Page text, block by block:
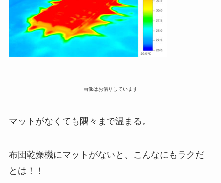
画像はお借りしています
マットがなくても隅々まで温まる。
布団乾燥機にマットがないと、こんなにもラクだ
とは！！